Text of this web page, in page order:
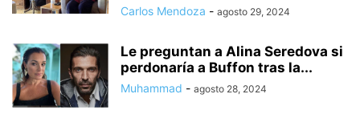
Carlos Mendoza - agosto 29, 2024
Le preguntan a Alina Seredova si
perdonaría a Buffon tras la...
Muhammad - agosto 28, 2024